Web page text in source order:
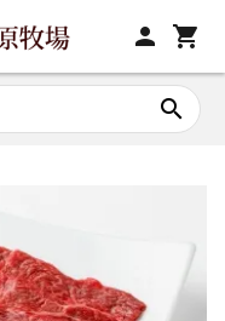
person shopping_cart
search